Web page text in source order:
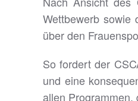
Wettbewerb sowie
über den
So fordert der
und eine
allen Programmen,